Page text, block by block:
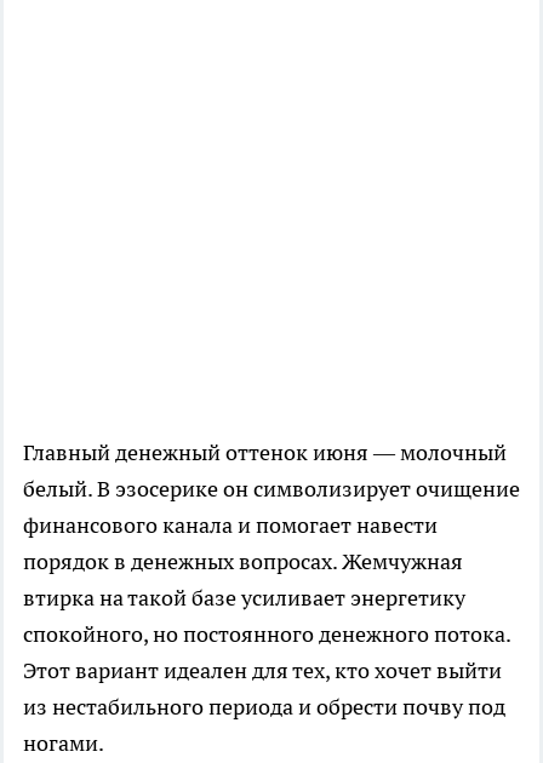
Главный денежный оттенок июня — молочный
белый. В эзосерике он символизирует очищение
финансового канала и помогает навести
порядок в денежных вопросах. Жемчужная
втирка на такой базе усиливает энергетику
спокойного, но постоянного денежного потока.
Этот вариант идеален для тех, кто хочет выйти
из нестабильного периода и обрести почву под
ногами.